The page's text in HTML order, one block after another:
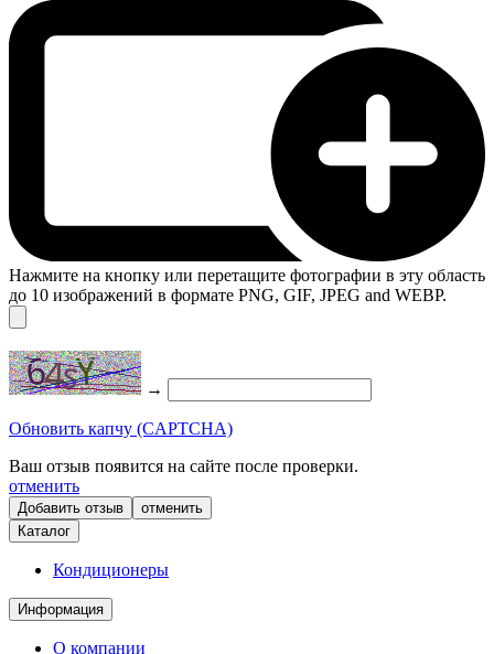
Нажмите на кнопку или перетащите фотографии в эту область
до 10 изображений в формате PNG, GIF, JPEG and WEBP.
→
Обновить капчу (CAPTCHA)
Ваш отзыв появится на сайте после проверки.
отменить
отменить
Каталог
Кондиционеры
Информация
О компании